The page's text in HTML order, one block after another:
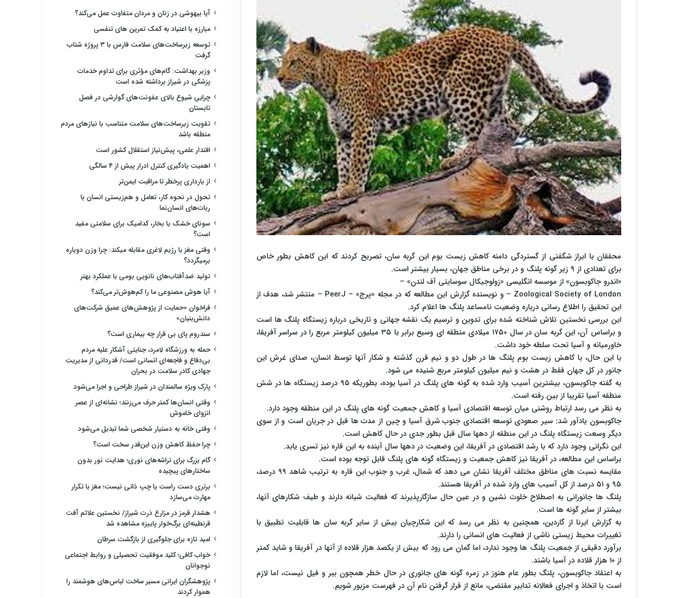
محققان با ابراز شگفتی از گستردگی دامنه کاهش زیست بوم این گربه سان، تصریح کردند که این کاهش بطور خاص
برای تعدادی از ۹ زیر گونه پلنگ و در برخی مناطق جهان، بسیار بیشتر است.
«اندرو جاکوبسون» از موسسه انگلیسی «زولوجیکال سوسایتی آف لندن» –
Zoological Society of London – و نویسنده گزارش این مطالعه که در مجله «پرج» – PeerJ – منتشر شد، هدف از
این تحقیق را اطلاع رسانی درباره وضعیت نامساعد پلنگ ها اعلام کرد.
این بررسی نخستین تلاش شناخته شده برای تدوین و ترسیم یک نقشه جهانی و تاریخی درباره زیستگاه پلنگ ها است
و براساس آن، این گربه سان در سال ۱۷۵۰ میلادی منطقه ای وسیع برابر با ۳۵ میلیون کیلومتر مربع را در سراسر آفریقا،
خاورمیانه و آسیا تحت سلطه خود داشت.
با این حال، با کاهش زیست بوم پلنگ ها در طول دو و نیم قرن گذشته و شکار آنها توسط انسان، صدای غرش این
جانور در کل جهان فقط در هشت و نیم میلیون کیلومتر مربع شنیده می شود.
به گفته جاکوبسون، بیشترین آسیب وارد شده به گونه های پلنگ در آسیا بوده، بطوریکه ۹۵ درصد زیستگاه ها در شش
منطقه آسیا تقریبا از بین رفته است.
به نظر می رسد ارتباط روشنی میان توسعه اقتصادی آسیا و کاهش جمعیت گونه های پلنگ در این منطقه وجود دارد.
جاکوبسون یادآور شد: سیر صعودی توسعه اقتصادی جنوب شرق آسیا و چین از مدت ها قبل در جریان است و از سوی
دیگر وسعت زیستگاه پلنگ در این منطقه از دهها سال قبل بطور جدی در حال کاهش است.
این نگرانی وجود دارد که با رشد اقتصادی در آفریقا، این وضعیت در دهها سال آینده به این قاره نیز تسری یابد.
براساس این مطالعه، در آفریقا نیز کاهش جمعیت و زیستگاه گونه های پلنگ قابل توجه بوده است.
مقایسه نسبت های مناطق مختلف آفریقا نشان می دهد که شمال، غرب و جنوب این قاره به ترتیب شاهد ۹۹ درصد،
۹۵ و ۵۱ درصد از کل آسیب های وارد شده در آفریقا هستند.
پلنگ ها جانورانی به اصطلاح خلوت نشین و در عین حال سازگارپذیرند که فعالیت شبانه دارند و طیف شکارهای آنها،
بیشتر از سایر گونه ها است.
به گزارش ایرنا از گاردین، همچنین به نظر می رسد که این شکارچیان بیش از سایر گربه سان ها قابلیت تطبیق با
تغییرات محیط زیستی ناشی از فعالیت های انسانی را دارند.
برآورد دقیقی از جمعیت پلنگ ها وجود ندارد، اما گمان می رود که بیش از یکصد هزار قلاده از آنها در آفریقا و شاید کمتر
از ۱۰ هزار قلاده در آسیا باشند.
به اعتقاد جاکوبسون، پلنگ بطور عام هنوز در زمره گونه های جانوری در حال خطر همچون ببر و فیل نیست، اما لازم
است با اتخاذ و اجرای فعالانه تدابیر مقتضی، مانع از قرار گرفتن نام آن در فهرست مزبور شویم.
آیا بیهوشی در زنان و مردان متفاوت عمل می‌کند؟
مبارزه با اعتیاد به کمک تمرین های تنفسی
توسعه زیرساخت‌های سلامت فارس با ۳ پروژه شتاب
گرفت
وزیر بهداشت: گام‌های مؤثری برای تداوم خدمات
پزشکی در شیراز برداشته شده است
چرایی شیوع بالای عفونت‌های گوارشی در فصل
تابستان
تقویت زیرساخت‌های سلامت متناسب با نیازهای مردم
منطقه باشد
اقتدار علمی، پیش‌نیاز استقلال کشور است
اهمیت یادگیری کنترل ادرار پیش از ۴ سالگی
از بارداری پرخطر تا مراقبت ایمن‌تر
تحول در نحوه کار، تعامل و هم‌زیستی انسان با
ربات‌های انسان‌نما
سونای خشک یا بخار، کدامیک برای سلامتی مفید
است؟
وقتی مغز با رژیم لاغری مقابله میکند: چرا وزن دوباره
برمیگردد؟
تولید ضدآفتاب‌های نانویی بومی با عملکرد بهتر
آیا هوش مصنوعی ما را کم‌هوش‌تر می‌کند؟
فراخوان «حمایت از پژوهش‌های عمیق شرکت‌های
دانش‌بنیان»
سندروم پای بی قرار چه بیماری است؟
حمله به ورزشگاه لامرد، جنایتی آشکار علیه مردم
بی‌دفاع و فاجعه‌ای انسانی است/ قدردانی از مدیریت
جهادی کادر سلامت در بحران
پارک ویژه سالمندان در شیراز طراحی و اجرا می‌شود
وقتی انسان‌ها کمتر حرف می‌زنند؛ نشانه‌ای از عصر
انزوای خاموش
وقتی خانه به دستیار شخصی شما تبدیل می‌شود
چرا حفظ کاهش وزن این‌قدر سخت است؟
گام بزرگ برای تراشه‌های نوری؛ هدایت نور بدون
ساختارهای پیچیده
برتری دست راست یا چپ ذاتی نیست؛ مغز با تکرار
مهارت می‌سازد
هشدار قرمز در مزارع ذرت شیراز/ نخستین علائم آفت
قرنطینه‌ای برگ‌خوار پاییزه مشاهده شد
امید تازه برای جلوگیری از بازگشت سرطان
خواب کافی؛ کلید موفقیت تحصیلی و روابط اجتماعی
نوجوانان
پژوهشگران ایرانی مسیر ساخت لباس‌های هوشمند را
هموار کردند